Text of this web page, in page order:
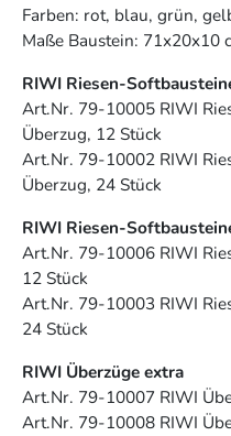
Farben: rot, blau, grün,
Maße Baustein: 71x20x10
RIWI Riesen-
Art.Nr. 79-10005 RIWI
Überzug, 12 Stück
Art.Nr. 79-10002 RIWI
Überzug, 24 Stück
RIWI Riesen-
Art.Nr. 79-10006 RIWI
12 Stück
Art.Nr. 79-10003 RIWI
24 Stück
RIWI Überzüge extra
Art.Nr. 79-10007 RIWI
Art.Nr. 79-10008 RIWI